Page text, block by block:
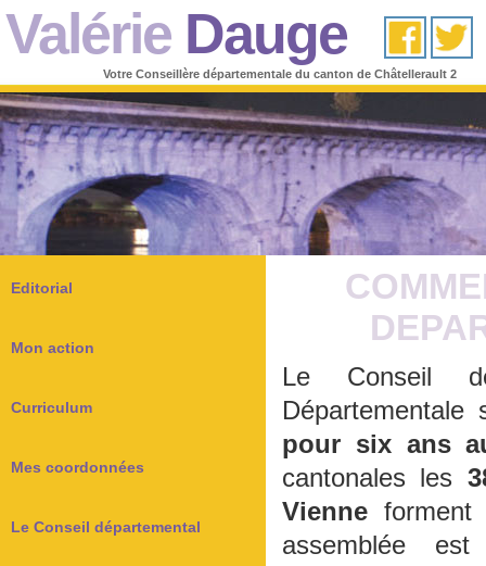
Valérie Dauge
Votre Conseillère départementale du canton de Châtellerault 2
Editorial
Mon action
Curriculum
Mes coordonnées
Le Conseil départemental
Le Conseil
pour six ans
cantonales les
Vienne forment
assemblée